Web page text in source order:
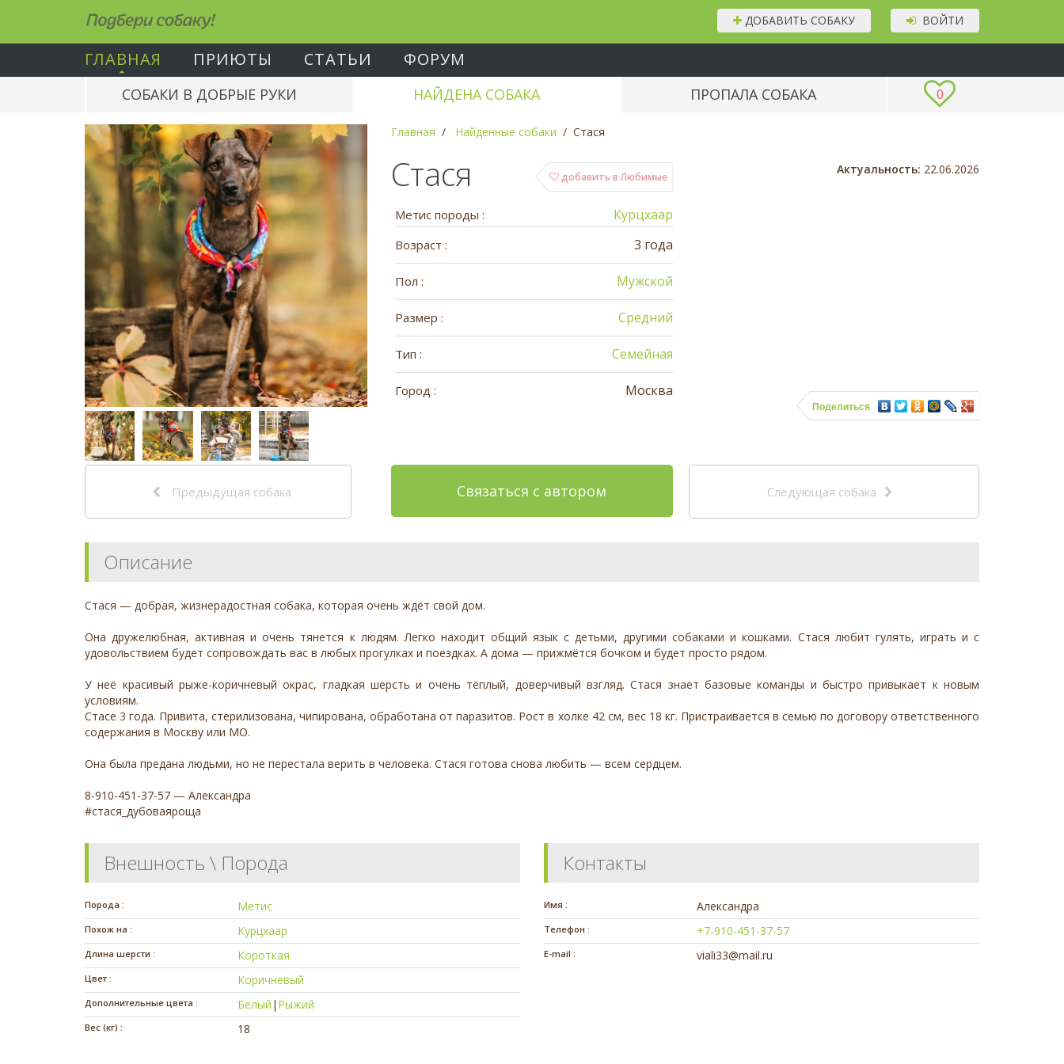
Подбери собаку! ВОЙТИ
ДОБАВИТЬ СОБАКУ
ГЛАВНАЯ ПРИЮТЫ СТАТЬИ ФОРУМ
0
СОБАКИ В ДОБРЫЕ РУКИ НАЙДЕНА СОБАКА ПРОПАЛА СОБАКА
Главная Найденные собаки Стася
добавить в Любимые
Стася
Метис породы : Курцхаар
Возраст : 3 года
Пол : Мужской
Размер : Средний
Тип : Семейная
Город : Москва
Актуальность: 22.06.2026
Поделиться
Предыдущая собака Связаться с автором Следующая собака
Описание
Стася — добрая, жизнерадостная собака, которая очень ждёт свой дом.
Она дружелюбная, активная и очень тянется к людям. Легко находит общий язык с детьми, другими собаками и кошками. Стася любит гулять, играть и с
удовольствием будет сопровождать вас в любых прогулках и поездках. А дома — прижмётся бочком и будет просто рядом.
У неё красивый рыже-коричневый окрас, гладкая шерсть и очень тёплый, доверчивый взгляд. Стася знает базовые команды и быстро привыкает к новым
условиям.
Стасе 3 года. Привита, стерилизована, чипирована, обработана от паразитов. Рост в холке 42 см, вес 18 кг. Пристраивается в семью по договору ответственного
содержания в Москву или МО.
Она была предана людьми, но не перестала верить в человека. Стася готова снова любить — всем сердцем.
8-910-451-37-57 — Александра
#стася_дубоваяроща
Внешность \ Порода
Порода : Метис
Похож на : Курцхаар
Длина шерсти : Короткая
Цвет : Коричневый
Дополнительные цвета : Белый | Рыжий
Вес (кг) : 18
Контакты
Имя : Александра
Телефон : +7-910-451-37-57
E-mail : viali33@mail.ru